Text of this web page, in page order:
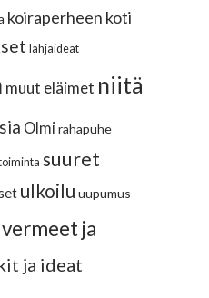
koiraperheen koti
lahjaideat
muut eläimet niitä
Olmi rahapuhe
suuret
ulkoilu uupumus
vermeet ja
ja ideat